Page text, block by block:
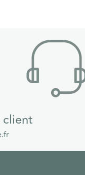
client